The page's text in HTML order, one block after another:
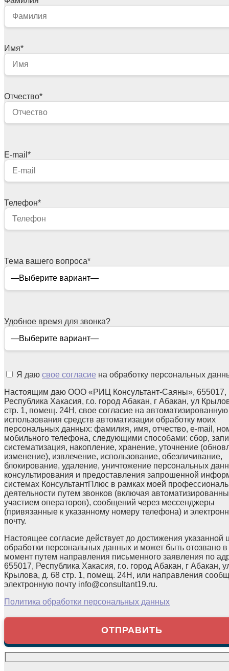
Имя*
Отчество*
E-mail *
Телефон*
Тема вашего вопроса*
Удобное время для звонка?
Я даю свое согласие на обработку персональных
Настоящим даю ООО «РИЦ Консультант-Саяны», 655017,
Республика Хакасия, г.о. город Абакан, г Абакан, ул
стр. 1, помещ. 24Н, свое согласие на автоматизированную
использования средств автоматизации обработку моих
персональных данных: фамилия, имя, отчество, e-mail,
мобильного телефона, следующими способами: сбор,
систематизация, накопление, хранение, уточнение
изменение), извлечение, использование, обезличивание,
блокирование, удаление, уничтожение персональных
консультирования и предоставления запрошенной
системах КонсультантПлюс в рамках моей
деятельности путем звонков (включая
участием операторов), сообщений через мессенджеры
(привязанные к указанному номеру телефона) и
почту.
Настоящее согласие действует до достижения указанной
обработки персональных данных и может быть отозвано
момент путем направления письменного заявления по
655017, Республика Хакасия, г.о. город Абакан, г Абакан,
Крылова, д. 68 стр. 1, помещ. 24Н, или направления
электронную почту info@consultant19.ru.
Политика обработки персональных данных